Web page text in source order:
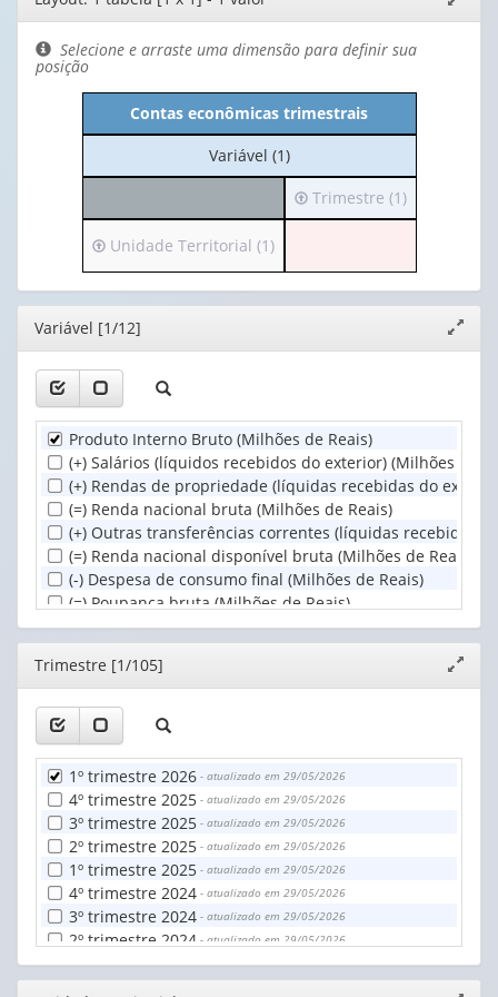
de
layout
janela
Selecione e arraste uma dimensão para definir sua
posição
Contas econômicas trimestrais
No
cabeçalho:
(1)
Variável (1)
Irá
para
(possui
apenas
valor):
(1)
Trimestre (1)
Irá
para
o
cabeçalho
(possui
apenas
1
valor):
Unidade
Territorial
(1)
Unidade Territorial (1)
Editor
janela
Variável [1/12]
Produto Interno Bruto (Milhões de Reais)
(+) Salários (líquidos recebidos do exterior) (Milhões de
(+) Rendas de propriedade (líquidas recebidas do
(=) Renda nacional bruta (Milhões de Reais)
(+) Outras transferências correntes (líquidas recebidas
(=) Renda nacional disponível bruta (Milhões de Reais)
(-) Despesa de consumo final (Milhões de Reais)
(=) Poupança bruta (Milhões de Reais)
(-) Formação bruta de capital (Milhões de Reais)
(+) Cessão de ativos não financeiros não produzidos
(+) Transferências de capital (líquidas recebidas do
(=) Capacidade / necessidade líquida de financiamento
Editor
janela
Trimestre [1/105]
1º trimestre 2026 - atualizado em 29/05/2026
4º trimestre 2025 - atualizado em 29/05/2026
3º trimestre 2025 - atualizado em 29/05/2026
2º trimestre 2025 - atualizado em 29/05/2026
1º trimestre 2025 - atualizado em 29/05/2026
4º trimestre 2024 - atualizado em 29/05/2026
3º trimestre 2024 - atualizado em 29/05/2026
2º trimestre 2024 - atualizado em 29/05/2026
1º trimestre 2024- atualizado em 29/05/2026
4º trimestre 2023